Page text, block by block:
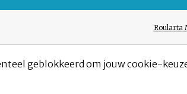
Roularta
geblokkeerd om jouw cookie-